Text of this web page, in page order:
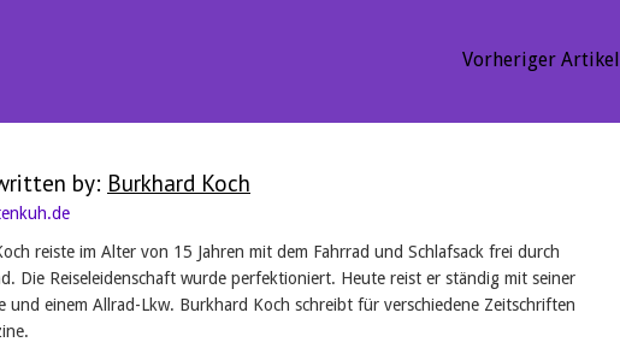
Vorheriger Artikel
by: Burkhard Koch
reiste im Alter von 15 Jahren mit dem Fahrrad und Schlafsack frei durch
Die Reiseleidenschaft wurde perfektioniert. Heute reist er ständig mit seiner
und einem Allrad-Lkw. Burkhard Koch schreibt für verschiedene Zeitschriften